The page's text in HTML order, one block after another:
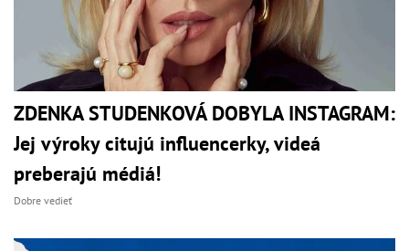
ZDENKA STUDENKOVÁ DOBYLA INSTAGRAM:
Jej výroky citujú influencerky, videá
preberajú médiá!
Dobre vedieť